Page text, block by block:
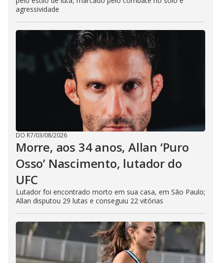
agressividade
DO R7/03/08/2026
Morre, aos 34 anos, Allan ‘Puro
Osso’ Nascimento, lutador do
UFC
Lutador foi encontrado morto em sua casa, em São Paulo;
Allan disputou 29 lutas e conseguiu 22 vitórias